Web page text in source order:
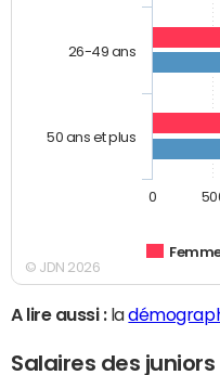
26-49 ans
50 ans et plus
0
© JDN 2026
A lire aussi :la
Salaires des